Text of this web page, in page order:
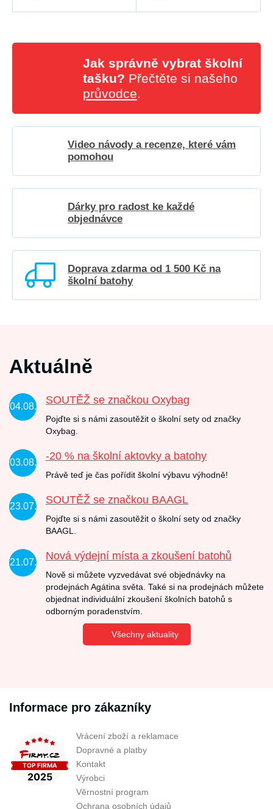
Jak správně vybrat školní
tašku? Přečtěte si našeho
průvodce.
Video návody a recenze, které vám
pomohou
Dárky pro radost ke každé
objednávce
Doprava zdarma od 1 500 Kč na
školní batohy
Aktuálně
04.08.
SOUTĚŽ se značkou Oxybag
Pojďte si s námi zasoutěžit o školní sety od značky
Oxybag.
03.08.
-20 % na školní aktovky a batohy
Právě teď je čas pořídit školní výbavu výhodně!
23.07.
SOUTĚŽ se značkou BAAGL
Pojďte si s námi zasoutěžit o školní sety od značky
BAAGL.
21.07.
Nová výdejní místa a zkoušení batohů
Nově si můžete vyzvedávat své objednávky na
prodejnách Agátina světa. Také si na prodejnách můžete
objednat individuální zkoušení školních batohů s
odborným poradenstvím.
Všechny aktuality
Informace pro zákazníky
Vrácení zboží a reklamace
Dopravné a platby
Kontakt
Výrobci
Věrnostní program
Ochrana osobních údajů